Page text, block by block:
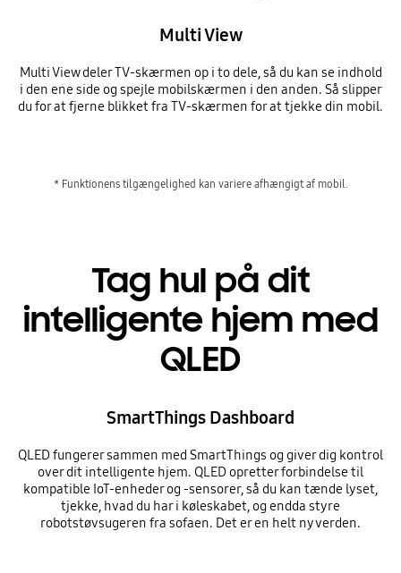
Multi View
Multi View deler TV-skærmen op i to dele, så du kan se indhold
i den ene side og spejle mobilskærmen i den anden. Så slipper
du for at fjerne blikket fra TV-skærmen for at tjekke din mobil.
* Funktionens tilgængelighed kan variere afhængigt af mobil.
Tag hul på dit
intelligente hjem med
QLED
SmartThings Dashboard
QLED fungerer sammen med SmartThings og giver dig kontrol
over dit intelligente hjem. QLED opretter forbindelse til
kompatible IoT-enheder og -sensorer, så du kan tænde lyset,
tjekke, hvad du har i køleskabet, og endda styre
robotstøvsugeren fra sofaen. Det er en helt ny verden.